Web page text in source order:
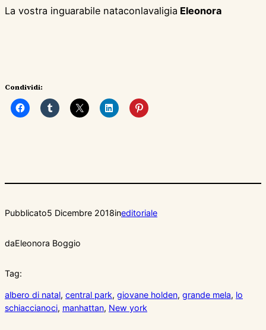
La vostra inguarabile nataconlavaligia Eleonora
Condividi:
Pubblicato5 Dicembre 2018ineditoriale
daEleonora Boggio
Tag:
albero di natal, central park, giovane holden, grande mela, lo
schiaccianoci, manhattan, New york